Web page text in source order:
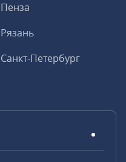
Пенза
Рязань
Санкт-Петербург